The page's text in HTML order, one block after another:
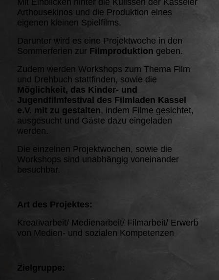
Arthousekinos und die Produktion eines
eigenen kleinen Spielfilms.
Darunter wird es eine Projektwoche in den
Sommerferien zur Filmproduktion geben.
Zudem werden Workshops zum Thema Film
und Drehbuch stattfinden, sowie die
Möglichkeit, das Kinder- und
Jugendfilmfestival des Filmladen Kassel
e.V. mit zu gestalten, indem Filme gesichtet,
ausgesucht und Gäste dazu eingeladen
werden.
Die einzelnen Projektwochen, sowie die
Workshops sind unabhängig voneinander
besuchbar.
Art des Projektes:
Kreativarbeit/ Medienarbeit/ Filmarbeit/ Erwerb
von Medien- und sozialen Kompetenzen
Zielgruppe: